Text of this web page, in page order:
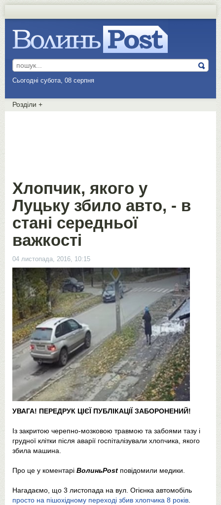
Сьогодні субота, 08 серпня
Розділи +
Хлопчик, якого у
Луцьку збило авто, - в
стані середньої
важкості
04 листопада, 2016, 10:15
УВАГА! ПЕРЕДРУК ЦІЄЇ ПУБЛІКАЦІЇ ЗАБОРОНЕНИЙ!
Із закритою черепно-мозковою травмою та забоями тазу і
грудної клітки після аварії госпіталізували хлопчика, якого
збила машина.
Про це у коментарі ВолиньPost повідомили медики.
Нагадаємо, що 3 листопада на вул. Огієнка автомобіль
просто на пішохідному переході збив хлопчика 8 років